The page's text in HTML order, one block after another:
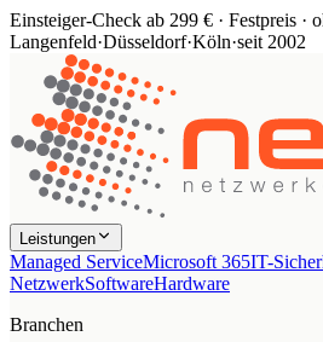
Einsteiger-Check ab 299 € · Festpreis ·
Langenfeld·Düsseldorf·Köln·seit 2002
Leistungen
Managed ServiceMicrosoft 365IT-
NetzwerkSoftwareHardware
Branchen